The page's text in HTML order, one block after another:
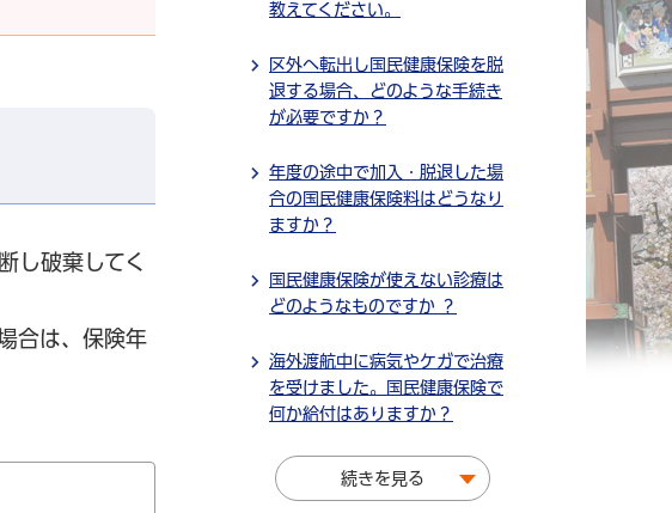
し破棄してく
合は、保険年
教えてください。
区外へ転出し国民健康保険を脱
退する場合、どのような手続き
が必要ですか？
年度の途中で加入・脱退した場
合の国民健康保険料はどうなり
ますか？
国民健康保険が使えない診療は
どのようなものですか ？
海外渡航中に病気やケガで治療
を受けました。国民健康保険で
何か給付はありますか？
続きを見る